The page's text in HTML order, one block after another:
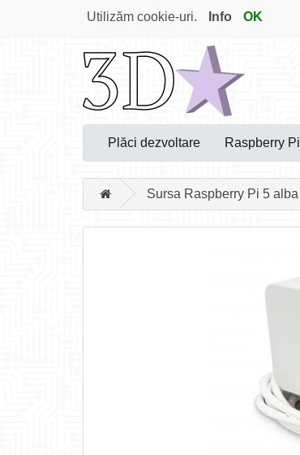
Utilizăm cookie-uri. Info OK
Plăci dezvoltare Raspberry Pi
Sursa Raspberry Pi 5 alba